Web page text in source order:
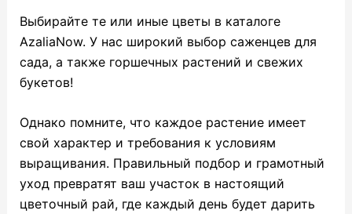
Выбирайте те или иные цветы в каталоге
AzaliaNow. У нас широкий выбор саженцев для
сада, а также горшечных растений и свежих
букетов!
Однако помните, что каждое растение имеет
свой характер и требования к условиям
выращивания. Правильный подбор и грамотный
уход превратят ваш участок в настоящий
цветочный рай, где каждый день будет дарить